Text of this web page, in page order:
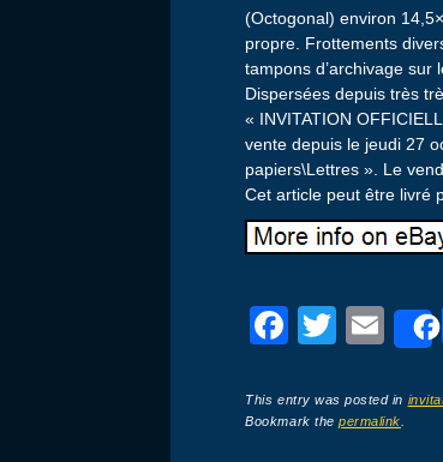
(Octogonal) environ
propre. Frottements
tampons d’archivage sur
Dispersées depuis très
« INVITATION
vente depuis le jeudi 27
papiers\Lettres ». Le
Cet article peut être livré
F
c
e
T
tt
er
E
ail
This entry was posted in
Bookmark thepermalink